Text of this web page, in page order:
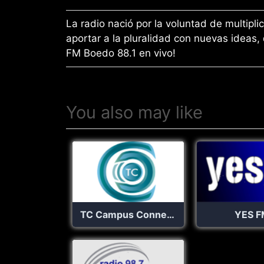
La radio nació por la voluntad de
aportar a la pluralidad con nuevas
FM Boedo 88.1 en vivo!
You also may like
TC Campus Connection YES